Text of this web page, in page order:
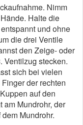
Nimm
Halte die
und ohne
die drei Ventile
den Zeige- oder
Ventilzug stecken.
sich bei vielen
der rechten
auf den
am Mundrohr, der
Mundrohr.